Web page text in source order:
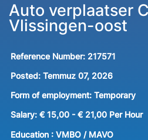
Auto verplaatser
Vlissingen-oost
Reference Number: 217571
Posted: Temmuz 07, 2026
Form of employment: Temporary
Salary: € 15,00 - € 21,00 Per Hour
Education : VMBO / MAVO